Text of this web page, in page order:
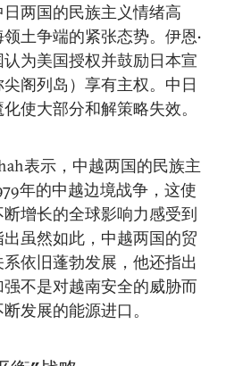
日两国的民族主义情绪高
土争端的紧张态势。伊恩•
为美国授权并鼓励日本宣
阁列岛）享有主权。中日
使大部分和解策略失效。
表示，中越两国的民族主
年的中越边境战争，这使
增长的全球影响力感受到
虽然如此，中越两国的贸
依旧蓬勃发展，他还指出
不是对越南安全的威胁而
发展的能源进口。